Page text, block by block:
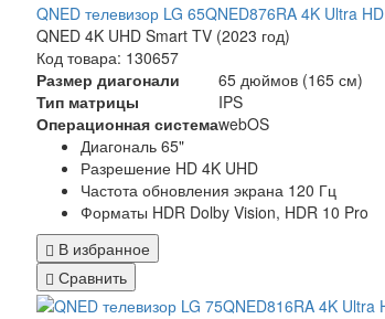
QNED телевизор LG 65QNED876RA 4K Ultra HD
QNED 4K UHD Smart TV (2023 год)
Код товара: 130657
Размер диагонали
65 дюймов (165 см)
Тип матрицы
IPS
Операционная системаwebOS
Диагональ 65"
Разрешение HD 4K UHD
Частота обновления экрана 120 Гц
Форматы HDR Dolby Vision, HDR 10 Pro
В избранное
Сравнить